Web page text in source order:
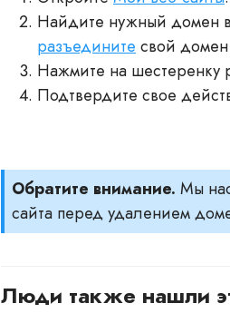
Найдите нужный домен
разъедините свой домен
Нажмите на шестеренку
Подтвердите свое
Обратите внимание. Мы
сайта перед удалением
Люди также нашли